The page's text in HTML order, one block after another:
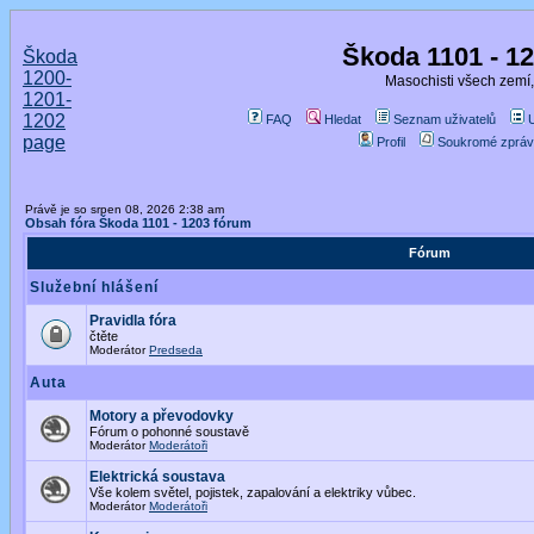
Škoda
1200-
1201-
1202
page
Škoda 1101 -
Masochisti všech
FAQ Hledat Seznam uživatelů
Profil
Soukromé
Právě je so srpen 08, 2026 2:38 am
Obsah fóra Škoda 1101 - 1203 fórum
Fórum
Služební hlášení
Pravidla fóra
čtěte
ModerátorPredseda
Auta
Motory a převodovky
Fórum o pohonné soustavě
ModerátorModerátoři
Elektrická soustava
Vše kolem světel, pojistek, zapalování a elektriky vůbec.
ModerátorModerátoři